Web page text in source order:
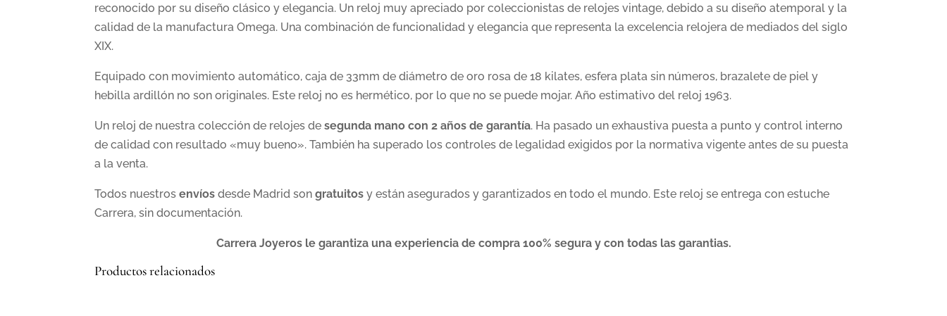
reconocido por su diseño clásico y elegancia. Un reloj muy apreciado por coleccionistas de relojes vintage, debido a su diseño atemporal y la
calidad de la manufactura Omega. Una combinación de funcionalidad y elegancia que representa la excelencia relojera de mediados del siglo
XIX.
Equipado con movimiento automático, caja de 33mm de diámetro de oro rosa de 18 kilates, esfera plata sin números, brazalete de piel y
hebilla ardillón no son originales. Este reloj no es hermético, por lo que no se puede mojar. Año estimativo del reloj 1963.
Un reloj de nuestra colección de relojes desegunda mano con 2 años de garantía. Ha pasado un exhaustiva puesta a punto y control interno
de calidad con resultado «muy bueno». También ha superado los controles de legalidad exigidos por la normativa vigente antes de su puesta
a la venta.
Todos nuestrosenvíos desde Madrid son gratuitos y están asegurados y garantizados en todo el mundo. Este reloj se entrega con estuche
Carrera, sin documentación.
Carrera Joyeros le garantiza una experiencia de compra 100% segura y con todas las garantias.
Productos relacionados